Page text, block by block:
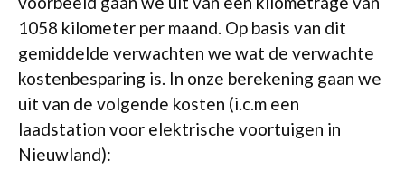
1058 kilometer per maand. Op basis van dit
gemiddelde verwachten we wat de verwachte
kostenbesparing is. In onze berekening gaan we
uit van de volgende kosten (i.c.m een
laadstation voor elektrische voortuigen in
Nieuwland):